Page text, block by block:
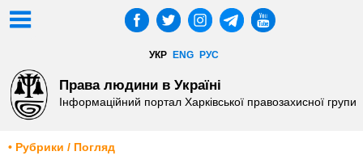
УКР ENG РУС
Права людини в Україні
Інформаційний портал Харківської правозахисної групи
• Рубрики / Погляд